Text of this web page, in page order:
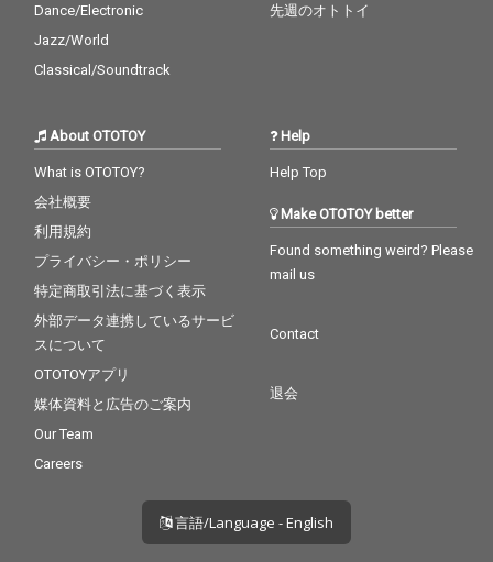
Dance/Electronic
Jazz/World
Classical/Soundtrack
先週のオトトイ
About OTOTOY
What is OTOTOY?
会社概要
利用規約
プライバシー・ポリシー
特定商取引法に基づく表示
外部データ連携しているサービ
スについて
OTOTOYアプリ
媒体資料と広告のご案内
Our Team
Careers
Help
Help Top
Make OTOTOY better
Found something weird? Please
mail us
Contact
退会
言語/Language - English